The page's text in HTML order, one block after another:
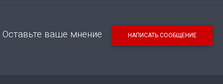
Оставьте ваше мнение НАПИСАТЬ СООБЩЕНИЕ